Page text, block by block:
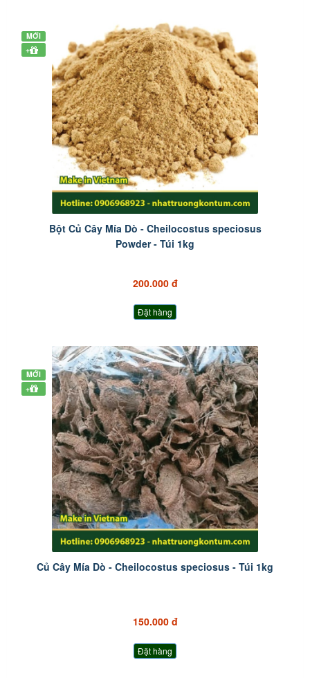
MỚI
+
Bột Củ Cây Mía Dò - Cheilocostus speciosus
Powder - Túi 1kg
200.000 đ
Đặt hàng
MỚI
+
Củ Cây Mía Dò - Cheilocostus speciosus - Túi 1kg
150.000 đ
Đặt hàng